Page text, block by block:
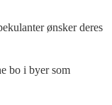
ønsker deres
bo i byer som